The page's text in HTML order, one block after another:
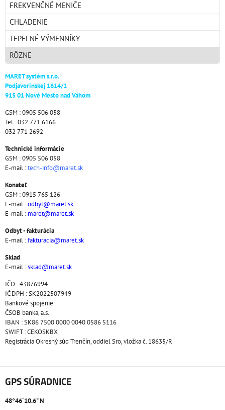
FREKVENČNÉ MENIČE
CHLADENIE
TEPELNÉ VÝMENNÍKY
RÔZNE
MARET systém s.r.o.
Podjavorinskej 1614/1
915 01 Nové Mesto nad Váhom
GSM : 0905 506 058
Tel : 032 771 6166
032 771 2692
Technické informácie
GSM : 0905 506 058
E-mail :tech-info@maret.sk
Konateľ
GSM : 0915 765 126
E-mail :odbyt@maret.sk
E-mail : maret@maret.sk
Odbyt - fakturácia
E-mail :fakturacia@maret.sk
Sklad
E-mail :sklad@maret.sk
IČO : 43876994
IČ DPH : SK2022507949
Bankové spojenie
ČSOB banka, a.s.
IBAN : SK86 7500 0000 0040 0586 5116
SWIFT : CEKOSKBX
Registrácia Okresný súd Trenčín, oddiel Sro, vložka č. 18635/R
GPS SÚRADNICE
48°46´10.6" N